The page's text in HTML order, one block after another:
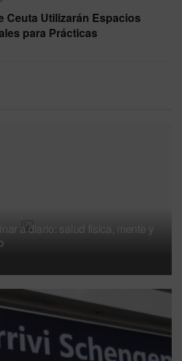
Ceuta Utilizarán Espacios
para Prácticas
a diario: salud física, mente y